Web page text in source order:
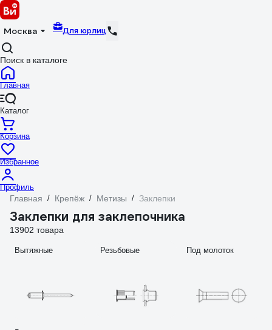
Москва Для юрлиц
Поиск в каталоге
Главная
Каталог
Корзина
Избранное
Профиль
Главная / Крепёж / Метизы / Заклепки
Заклепки для заклепочника
13902 товара
Вытяжные Резьбовые Под молоток